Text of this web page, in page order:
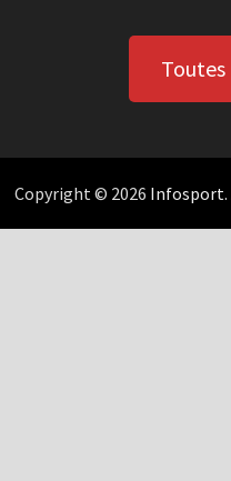
Toutes
Copyright © 2026 Infosport